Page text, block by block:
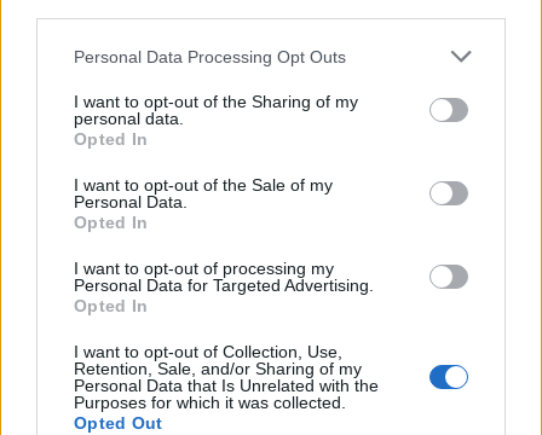
Please note that this website/app uses one or more Google
not limited to your visit or usage behaviour. You may click to
grant or deny consent to Google and its third-party tags to
use your data for below specified purposes in below Google
consent section.
Personal Data Processing Opt Outs
I want to opt-out of the Sharing of my
personal data.
Opted In
I want to opt-out of the Sale of my
Personal Data.
Opted In
I want to opt-out of processing my
Personal Data for Targeted Advertising.
Opted In
I want to opt-out of Collection, Use,
Retention, Sale, and/or Sharing of my
Personal Data that Is Unrelated with the
Purposes for which it was collected.
Opted Out
nogomet
nogometno društvo
Več iz kraja Slovenj Gradec
Po šestih letih se na Gmajno